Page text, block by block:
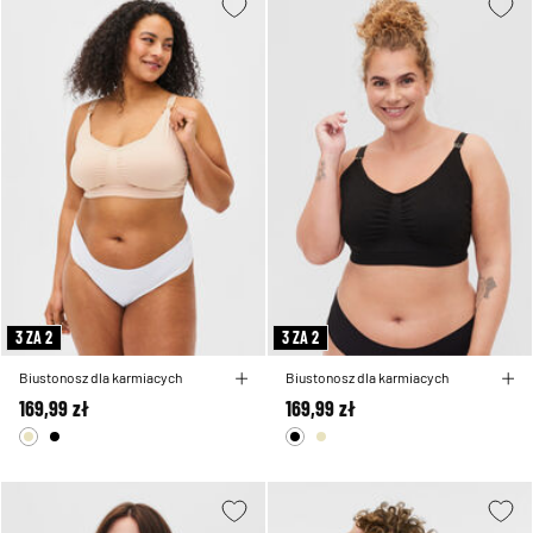
3 ZA 2
Biustonosz dla karmiacych
169,99 zł
3 ZA 2
Biustonosz dla karmiacych
169,99 zł